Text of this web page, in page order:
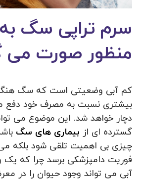
سرم تراپی سگ
منظور صورت می
کم آبی وضعیتی است که سگ
بیشتری نسبت به مصرف خود دفع
دچار خواهد شد. این موضوع می
گسترده ای از بیماری های سگ
چیزی بی اهمیت تلقی شود بلکه
فوریت دامپزشکی برسد چرا که
آبی می تواند وجود حیوان را در